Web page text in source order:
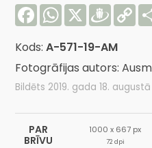
FacebookWhatsApp
X
Kods:A-571-19-AM
Fotogrāfijas autors:
Bildēts 2019. gada 18. augustā
PAR
BRĪVU
1000 x 667 px
72 dpi